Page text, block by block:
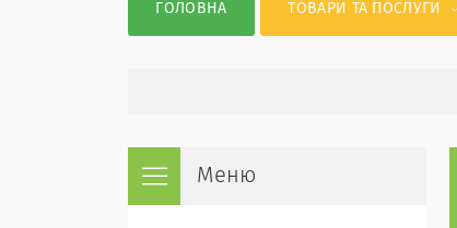
ГОЛОВНА ТОВАРИ ТА ПОСЛУГИ